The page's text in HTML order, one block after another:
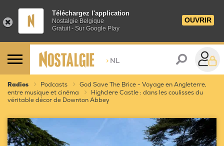
Téléchargez l'application
Nostalgie Belgique
Gratuit - Sur Google Play
OUVRIR
> NL
Radios Podcasts
God Save The Brice - Voyage en Angleterre,
entre musique et cinéma
Highclere Castle : dans les coulisses du
véritable décor de Downton Abbey